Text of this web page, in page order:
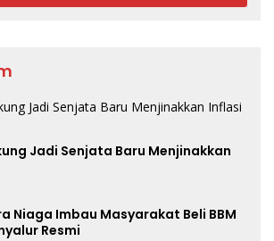
Jadi Senjata Baru Menjinakkan
Niaga Imbau Masyarakat Beli BBM
Resmi